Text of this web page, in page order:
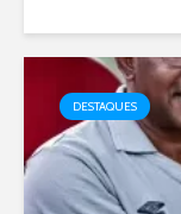
DESTAQUES